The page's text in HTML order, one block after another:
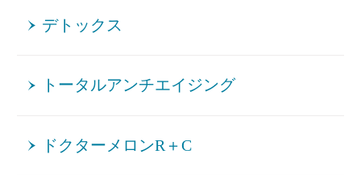
デトックス
トータルアンチエイジング
ドクターメロンR＋C